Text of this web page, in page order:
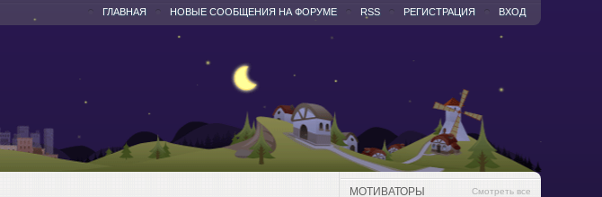
ВХОД
РЕГИСТРАЦИЯ
RSS
НОВЫЕ СООБЩЕНИЯ НА ФОРУМЕ
ГЛАВНАЯ
МОТИВАТОРЫ Смотреть все